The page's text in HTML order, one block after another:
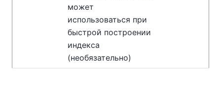
может
использоваться при
быстрой построении
индекса
(необязательно)